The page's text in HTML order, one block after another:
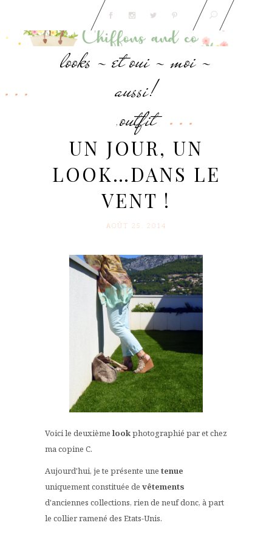
looks - et oui - moi -
aussi!
, outfit
UN JOUR, UN
LOOK…DANS LE
VENT !
AOÛT 25. 2014
Voici le deuxième lookphotographié par et chez
ma copine C.
Aujourd'hui, je te présente une tenue
uniquement constituée de vêtements
d'anciennes collections, rien de neuf donc, à part
le collier ramené des Etats-Unis.